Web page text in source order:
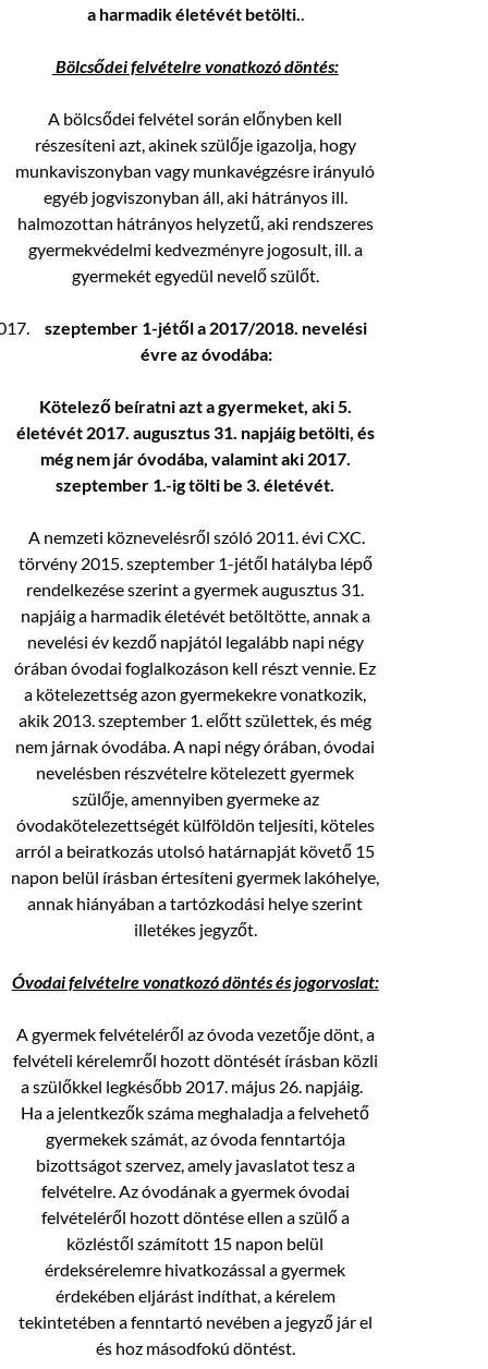
a harmadik életévét betölti..
Bölcsődei felvételre vonatkozó döntés:
A bölcsődei felvétel során előnyben kell
részesíteni azt, akinek szülője igazolja, hogy
munkaviszonyban vagy munkavégzésre irányuló
egyéb jogviszonyban áll, aki hátrányos ill.
halmozottan hátrányos helyzetű, aki rendszeres
gyermekvédelmi kedvezményre jogosult, ill. a
gyermekét egyedül nevelő szülőt.
szeptember 1-jétől a 2017/2018. nevelési
évre az óvodába:
Kötelező beíratni azt a gyermeket, aki 5.
életévét 2017. augusztus 31. napjáig betölti, és
még nem jár óvodába, valamint aki 2017.
szeptember 1.-ig tölti be 3. életévét.
A nemzeti köznevelésről szóló 2011. évi CXC.
törvény 2015. szeptember 1-jétől hatályba lépő
rendelkezése szerint a gyermek augusztus 31.
napjáig a harmadik életévét betöltötte, annak a
nevelési év kezdő napjától legalább napi négy
órában óvodai foglalkozáson kell részt vennie. Ez
a kötelezettség azon gyermekekre vonatkozik,
akik 2013. szeptember 1. előtt születtek, és még
nem járnak óvodába. A napi négy órában, óvodai
nevelésben részvételre kötelezett gyermek
szülője, amennyiben gyermeke az
óvodakötelezettségét külföldön teljesíti, köteles
arról a beiratkozás utolsó határnapját követő 15
napon belül írásban értesíteni gyermek lakóhelye,
annak hiányában a tartózkodási helye szerint
illetékes jegyzőt.
Óvodai felvételre vonatkozó döntés és jogorvoslat:
A gyermek felvételéről az óvoda vezetője dönt, a
felvételi kérelemről hozott döntését írásban közli
a szülőkkel legkésőbb 2017. május 26. napjáig.
Ha a jelentkezők száma meghaladja a felvehető
gyermekek számát, az óvoda fenntartója
bizottságot szervez, amely javaslatot tesz a
felvételre. Az óvodának a gyermek óvodai
felvételéről hozott döntése ellen a szülő a
közléstől számított 15 napon belül
érdeksérelemre hivatkozással a gyermek
érdekében eljárást indíthat, a kérelem
tekintetében a fenntartó nevében a jegyző jár el
és hoz másodfokú döntést.